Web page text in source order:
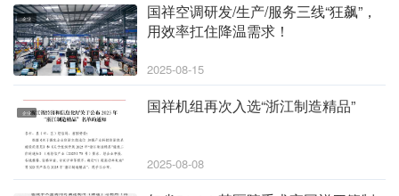
企业
国祥空调研发/生产/服务三线“狂飙”，
用效率扛住降温需求！
2025-08-15
企业 国祥机组再次入选“浙江制造精品”
2025-08-08